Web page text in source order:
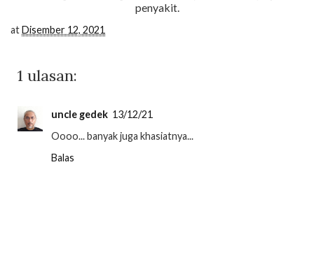
penyakit.
atDisember 12, 2021
1 ulasan:
uncle gedek 13/12/21
Oooo... banyak juga khasiatnya...
Balas